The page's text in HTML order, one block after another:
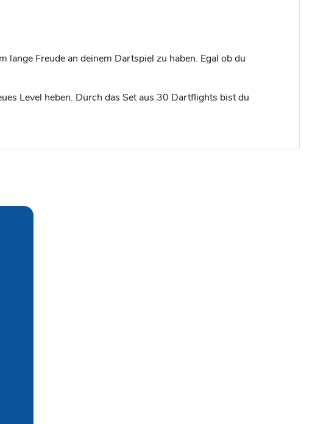
Freude an deinem Dartspiel zu haben. Egal ob du
Level heben. Durch das Set aus 30 Dartflights bist du